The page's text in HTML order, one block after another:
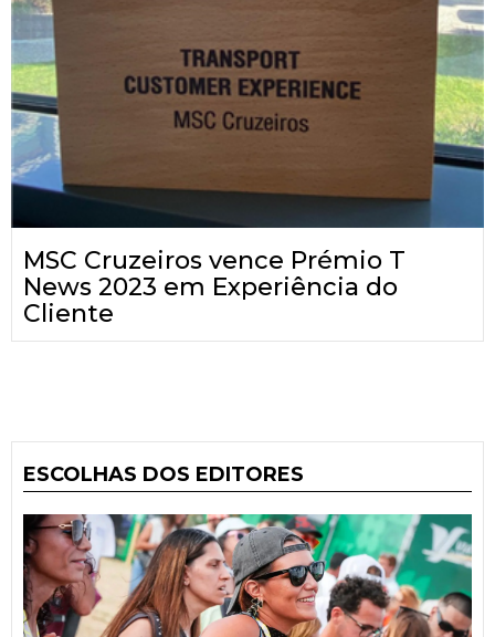
MSC Cruzeiros vence Prémio T
News 2023 em Experiência do
Cliente
ESCOLHAS DOS EDITORES